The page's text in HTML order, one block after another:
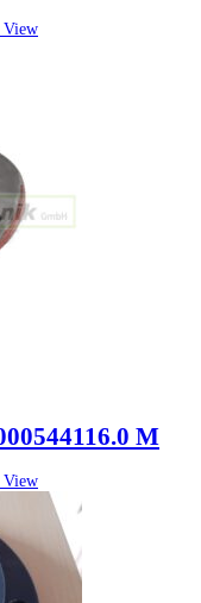
View
M
View